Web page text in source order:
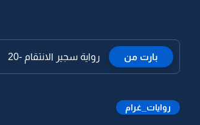
بارت من رواية سجير الانتقام -20
روايات_غرام